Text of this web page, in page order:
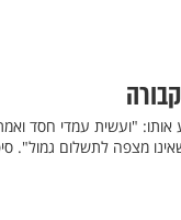
"ועשית עמדי חסד
מצפה לתשלום גמול".